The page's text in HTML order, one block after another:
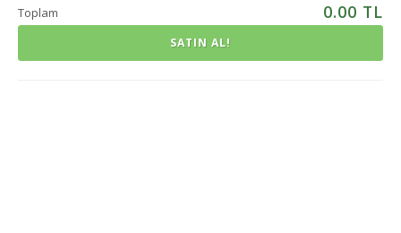
Toplam 0.00 TL
SATIN AL!